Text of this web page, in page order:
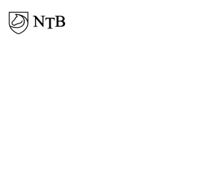
0. Zobacz szczegóły